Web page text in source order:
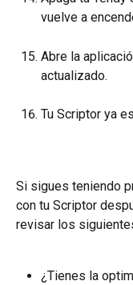
vuelve a
Abre la
actualizado.
Tu Scriptor ya
Si sigues teniendo
con tu Scriptor
revisar los
¿Tienes la